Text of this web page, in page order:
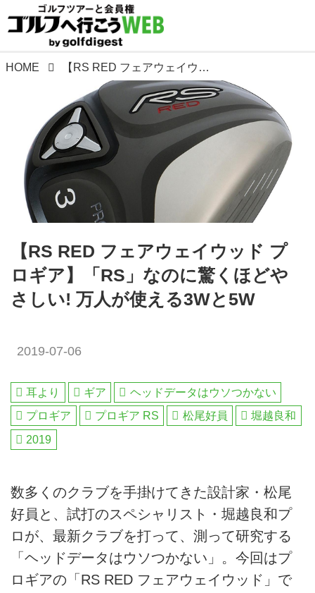
HOME 【RS RED フェアウェイウッド プロギア】「RS」なのに驚くほどやさしい! 万人が使える3Wと5W
【RS RED フェアウェイウッド プ
ロギア】「RS」なのに驚くほどや
さしい! 万人が使える3Wと5W
2019-07-06
耳より ギア
ヘッドデータはウソつかない
プロギア
プロギア RS 松尾好員
堀越良和
2019
数多くのクラブを手掛けてきた設計家・松尾
好員と、試打のスペシャリスト・堀越良和プ
ロが、最新クラブを打って、測って研究する
「ヘッドデータはウソつかない」。今回はプ
ロギアの「RS RED フェアウェイウッド」で